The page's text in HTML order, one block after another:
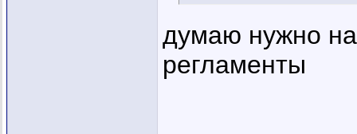
думаю нужно
регламенты